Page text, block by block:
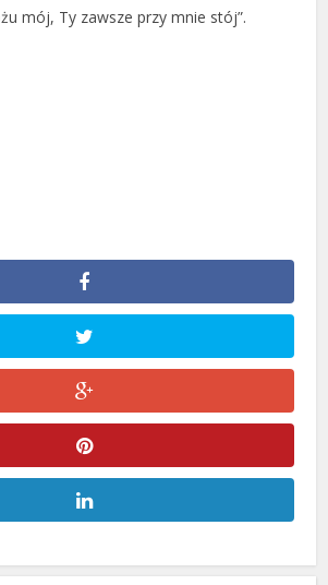
mój, Ty zawsze przy mnie stój”.